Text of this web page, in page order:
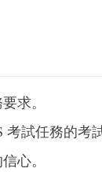
求。
試任務的考
心。